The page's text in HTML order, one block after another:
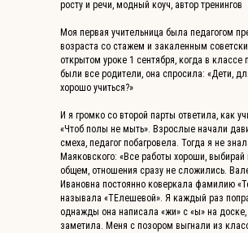
росту и речи, модный коуч, автор тренингов
Моя первая учительница была педагогом
возраста со стажем и закаленным
открытом уроке 1 сентября, когда в классе
были все родители, она спросила: «Дети,
хорошо учиться?»
И я громко со второй парты ответила, как
«Чтоб полы не мыть». Взрослые начали
смеха, педагог побагровела. Тогда я не
Маяковского: «Все работы хороши, выбирай
общем, отношения сразу не сложились.
Ивановна постоянно коверкала фамилию
называла «ТЕлешевой». Я каждый раз
однажды она написала «жи» с «ы» на доске,
заметила. Меня с позором выгнали из